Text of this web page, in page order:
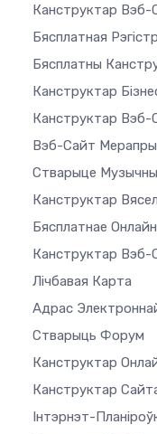
Канструктар Вэб-
Бясплатная
Бясплатны
Канструктар
Канструктар Вэб-
Вэб-Сайт
Стварыце
Канструктар
Бясплатнае
Канструктар Вэб-
Лічбавая Карта
Адрас
Стварыць Форум
Канструктар
Канструктар
Інтэрнэт-